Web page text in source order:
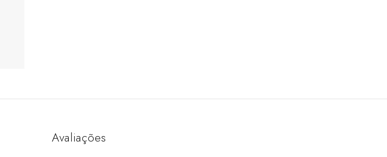
Avaliações